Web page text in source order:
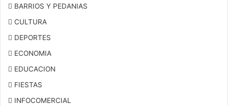
BARRIOS Y PEDANIAS
CULTURA
DEPORTES
ECONOMIA
EDUCACION
FIESTAS
INFOCOMERCIAL